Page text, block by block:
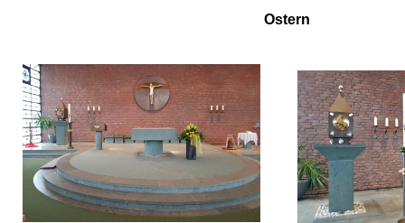
Ostern